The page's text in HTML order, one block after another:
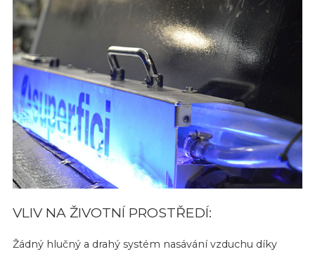
VLIV NA ŽIVOTNÍ PROSTŘEDÍ:
Žádný hlučný a drahý systém nasávání vzduchu díky